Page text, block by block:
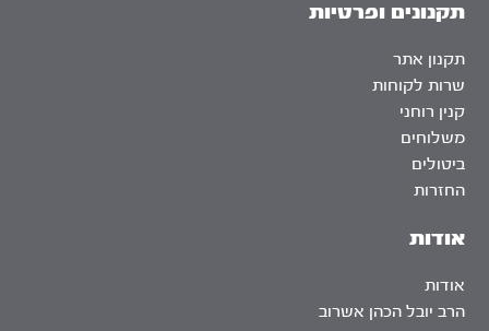
אודות
אודות
הרב יובל הכהן אשרוב
תקנונים ופרטיות
תקנון אתר
שרות לקוחות
קנין רוחני
משלוחים
ביטולים
החזרות